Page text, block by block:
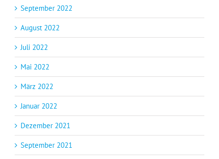
September 2022
August 2022
Juli 2022
Mai 2022
März 2022
Januar 2022
Dezember 2021
September 2021